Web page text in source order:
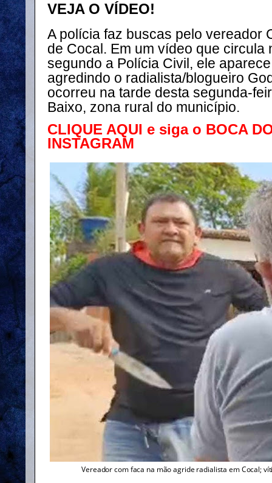
VEJA O VÍDEO!
A polícia faz buscas pelo vereador
de Cocal. Em um vídeo que circula
segundo a Polícia Civil, ele
agredindo o radialista/blogueiro
ocorreu na tarde desta segunda-
Baixo, zona rural do município.
CLIQUE AQUI e siga o BOCA
INSTAGRAM
Vereador com faca na mão agride radialista em Cocal;